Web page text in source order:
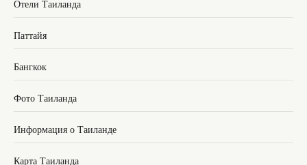
Отели Таиланда
Паттайя
Бангкок
Фото Таиланда
Информация о Таиланде
Карта Таиланда